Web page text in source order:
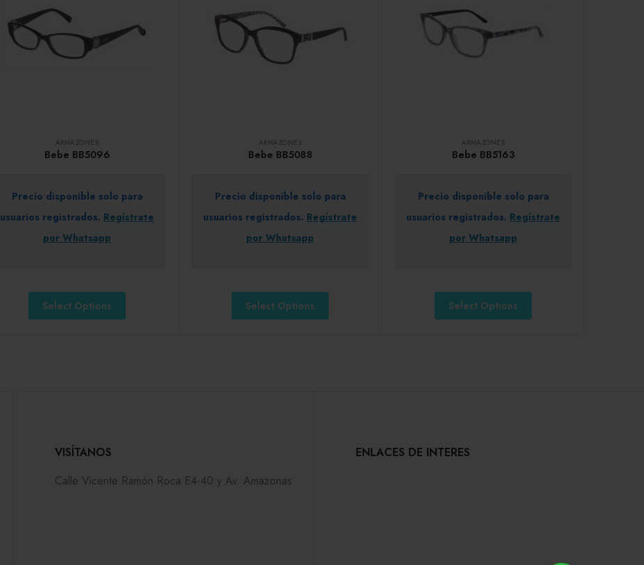
ARMAZONES
Bebe BB5096
Precio disponible solo para
usuarios registrados. Regístrate
por Whatsapp
Select Options
ARMAZONES
Bebe BB5088
Precio disponible solo para
usuarios registrados. Regístrate
por Whatsapp
Select Options
ARMAZONES
Bebe BB5163
Precio disponible solo para
usuarios registrados. Regístrate
por Whatsapp
Select Options
VISÍTANOS
Calle Vicente Ramón Roca E4-40 y Av. Amazonas
ENLACES DE INTERES